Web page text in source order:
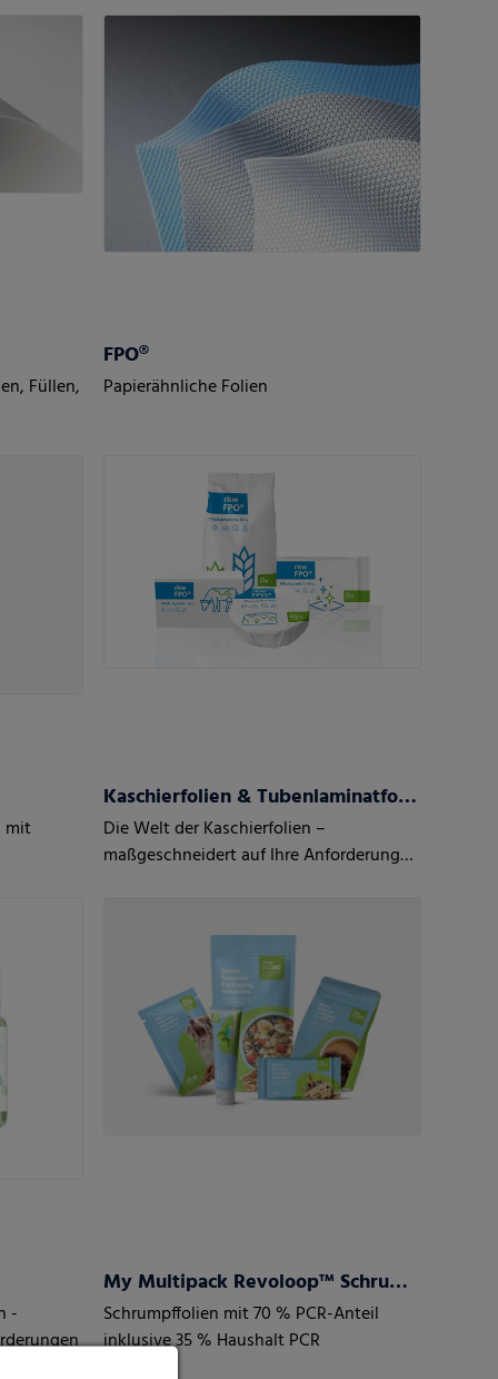
Füllen,
FPO®
Papierähnliche Folien
mit
Kaschierfolien & Tubenlaminatfolien
Die Welt der Kaschierfolien –
maßgeschneidert auf Ihre Anforderungen
-
My Multipack Revoloop™ Schrumpffolien
Schrumpffolien mit 70 % PCR-Anteil
inklusive 35 % Haushalt PCR